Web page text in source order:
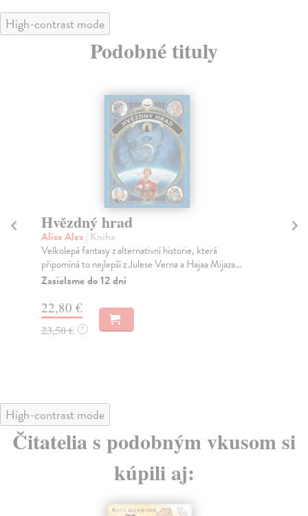
High-contrast mode
Podobné tituly
Hvězdný hrad
Alice Alex | Kniha
Velkolepá fantasy z alternativní historie, která
připomíná to nejlepší z Julese Verna a Hajaa Mijaza...
Zasielame do 12 dní
22,80 €
23,50 € ?
High-contrast mode
Čitatelia s podobným vkusom si
kúpili aj: